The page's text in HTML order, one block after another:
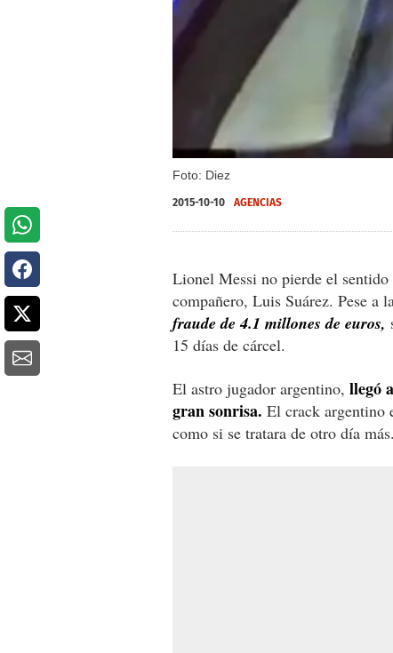
Foto: Diez
2015-10-10 AGENCIAS
Lionel Messi no pierde el
compañero, Luis Suárez. Pese a
fraude de 4.1 millones de euros,
15 días de cárcel.
El astro jugador argentino, llegó
gran sonrisa. El crack argentino
como si se tratara de otro día más.